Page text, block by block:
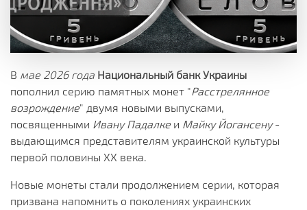
В мае 2026 года Национальный банк Украины
пополнил серию памятных монет "Расстрелянное
возрождение" двумя новыми выпусками,
посвященными Ивану Падалке и Майку Йогансену-
выдающимся представителям украинской культуры
первой половины ХХ века.
Новые монеты стали продолжением серии, которая
призвана напомнить о поколениях украинских